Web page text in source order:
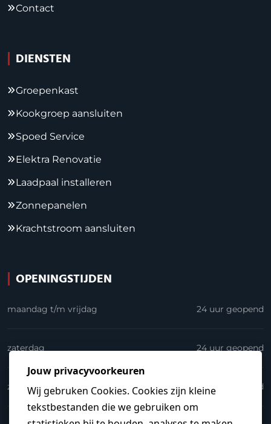
Contact
DIENSTEN
Groepenkast
Kookgroep aansluiten
Spoed Service
Elektra Renovatie
Laadpaal installeren
Zonnepanelen
Krachtstroom aansluiten
OPENINGSTIJDEN
maandag t/m vrijdag 24 uur geopend
zaterdag 24 uur geopend
zondag 24 uur geopend